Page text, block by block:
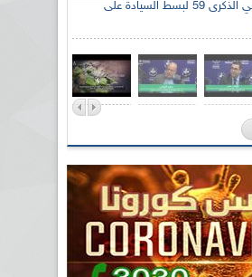
الإذاعة الجزائرية تحي الذكرى 59 لبسط السيادة على